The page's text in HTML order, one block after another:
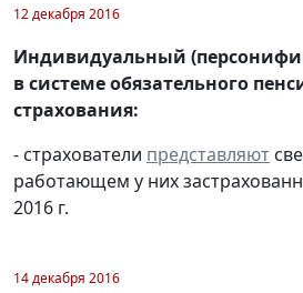
12 декабря 2016
Индивидуальный
в системе обязательного
страхования:
- страхователи представляют
работающем у них
2016 г.
14 декабря 2016